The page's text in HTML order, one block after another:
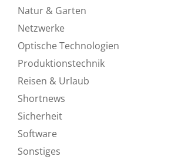
Natur & Garten
Netzwerke
Optische Technologien
Produktionstechnik
Reisen & Urlaub
Shortnews
Sicherheit
Software
Sonstiges